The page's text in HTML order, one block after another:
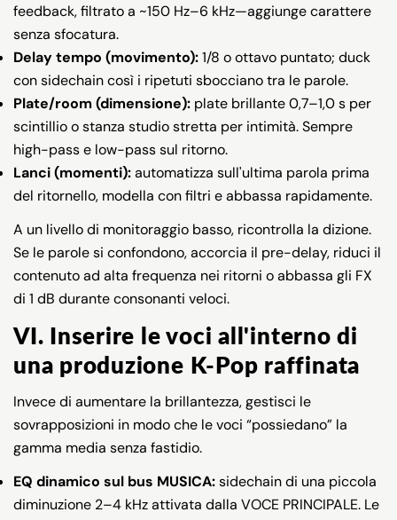
feedback, filtrato a ~150 Hz–6 kHz—aggiunge carattere
senza sfocatura.
Delay tempo (movimento):1/8 o ottavo puntato; duck
con sidechain così i ripetuti sbocciano tra le parole.
Plate/room (dimensione): plate brillante 0,7–1,0 s per
scintillio o stanza studio stretta per intimità. Sempre
high-pass e low-pass sul ritorno.
Lanci (momenti):automatizza sull'ultima parola prima
del ritornello, modella con filtri e abbassa rapidamente.
A un livello di monitoraggio basso, ricontrolla la dizione.
Se le parole si confondono, accorcia il pre-delay, riduci il
contenuto ad alta frequenza nei ritorni o abbassa gli FX
di 1 dB durante consonanti veloci.
VI. Inserire le voci all'interno di
una produzione K-Pop raffinata
Invece di aumentare la brillantezza, gestisci le
sovrapposizioni in modo che le voci “possiedano” la
gamma media senza fastidio.
EQ dinamico sul bus MUSICA:sidechain di una piccola
diminuzione 2–4 kHz attivata dalla VOCE PRINCIPALE. Le